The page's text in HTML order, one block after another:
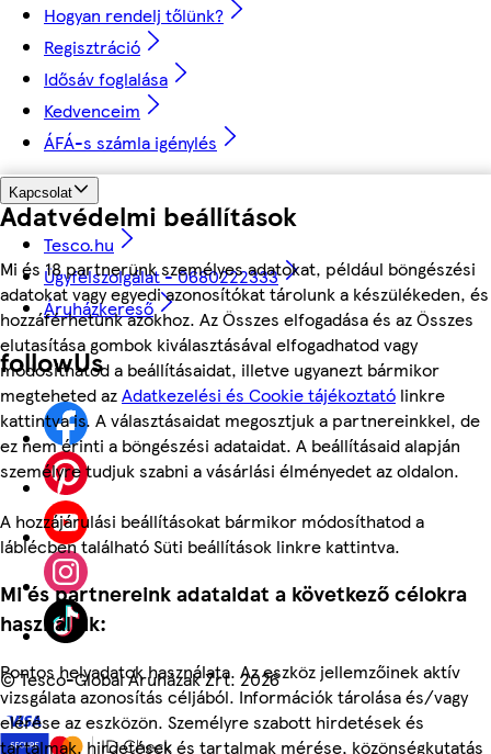
Adatvédelmi beállítások
Mi és 18 partnerünk személyes adatokat, például böngészési
adatokat vagy egyedi azonosítókat tárolunk a készülékeden, és
hozzáférhetünk azokhoz. Az Összes elfogadása és az Összes
elutasítása gombok kiválasztásával elfogadhatod vagy
módosíthatod a beállításaidat, illetve ugyanezt bármikor
megteheted azAdatkezelési és Cookie tájékoztató linkre
kattintva is. A választásaidat megosztjuk a partnereinkkel, de
ez nem érinti a böngészési adataidat. A beállításaid alapján
személyre tudjuk szabni a vásárlási élményedet az oldalon.
A hozzájárulási beállításokat bármikor módosíthatod a
láblécben található Süti beállítások linkre kattintva.
Mi és partnereink adataidat a következő célokra
használjuk:
Pontos helyadatok használata. Az eszköz jellemzőinek aktív
vizsgálata azonosítás céljából. Információk tárolása és/vagy
elérése az eszközön. Személyre szabott hirdetések és
tartalmak, hirdetések és tartalmak mérése, közönségkutatás
Hogyan rendelj tőlünk?
Regisztráció
Idősáv foglalása
Kedvenceim
ÁFÁ-s számla igénylés
Kapcsolat
Tesco.hu
Ügyfélszolgálat - 0680222333
Áruházkereső
followUs
©Tesco-Global Áruházak Zrt. 2026